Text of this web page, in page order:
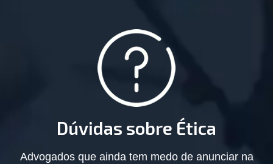
Dúvidas sobre Ética
Advogados que ainda tem medo de anunciar na